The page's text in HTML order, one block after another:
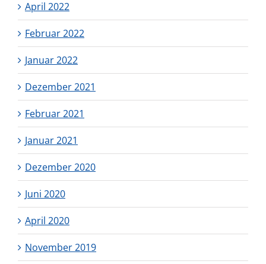
April 2022
Februar 2022
Januar 2022
Dezember 2021
Februar 2021
Januar 2021
Dezember 2020
Juni 2020
April 2020
November 2019